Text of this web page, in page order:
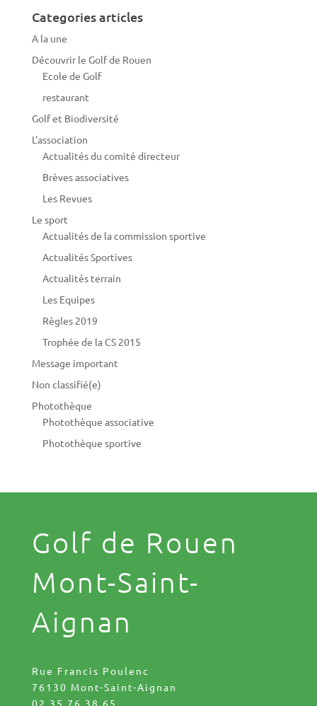
Categories articles
A la une
Découvrir le Golf de Rouen
Ecole de Golf
restaurant
Golf et Biodiversité
L'association
Actualités du comité directeur
Brèves associatives
Les Revues
Le sport
Actualités de la commission sportive
Actualités Sportives
Actualités terrain
Les Equipes
Règles 2019
Trophée de la CS 2015
Message important
Non classifié(e)
Photothèque
Photothèque associative
Photothèque sportive
Golf de Rouen
Mont-Saint-
Aignan
Rue Francis Poulenc
76130 Mont-Saint-Aignan
02 35 76 38 65